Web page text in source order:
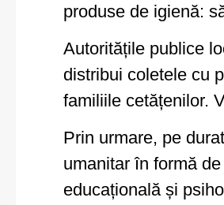
produse de igienă:
Autoritățile publice
distribui coletele cu
familiile cetățenilor.
Prin urmare, pe
umanitar în formă
educațională și